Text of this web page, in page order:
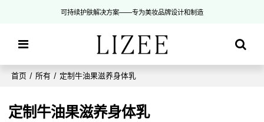
可持续护肤解决方案——专为美妆品牌设计和制造
首页 / 所有 / 定制牛油果滋养身体乳
定制牛油果滋养身体乳